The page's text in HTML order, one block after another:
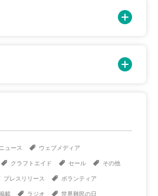
ュース ウェブメディア
クラフトエイド セール その他
プレスリリース ボランティア
載 ラジオ 世界難民の日